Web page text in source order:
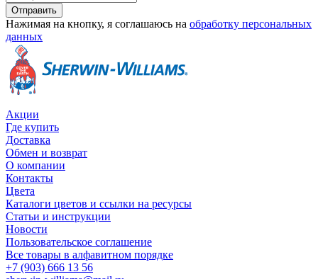
Отправить
Нажимая на кнопку, я соглашаюсь на обработку персональных
данных
Акции
Где купить
Доставка
Обмен и возврат
О компании
Контакты
Цвета
Каталоги цветов и ссылки на ресурсы
Статьи и инструкции
Новости
Пользовательское соглашение
Все товары в алфавитном порядке
+7 (903) 666 13 56